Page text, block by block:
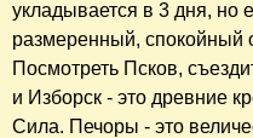
укладывается в 3 дня, но
размеренный, спокойный
Посмотреть Псков,
и Изборск - это древние
Сила. Печоры - это